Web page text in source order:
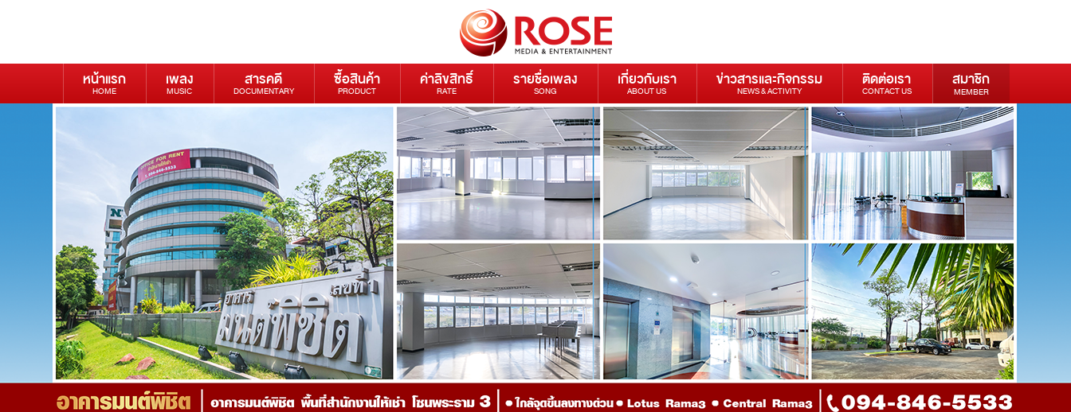
หน้าแรก
HOME
เพลง
MUSIC
สารคดี
DOCUMENTARY
ซื้อสินค้า
PRODUCT
ค่าลิขสิทธิ์
RATE
รายชื่อเพลง
SONG
เกี่ยวกับเรา
ABOUT US
ข่าวสารและกิจกรรม
NEWS & ACTIVITY
ติดต่อเรา
CONTACT US
สมาชิก
MEMBER